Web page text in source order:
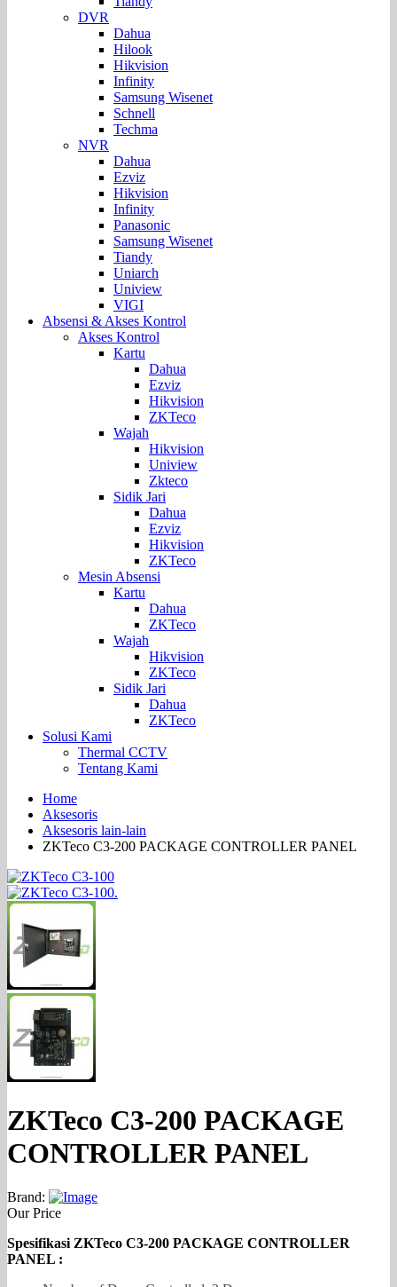
DVR
Dahua
Hilook
Hikvision
Infinity
Samsung Wisenet
Schnell
Techma
NVR
Dahua
Ezviz
Hikvision
Infinity
Panasonic
Samsung Wisenet
Tiandy
Uniarch
Uniview
VIGI
Absensi & Akses Kontrol
Akses Kontrol
Kartu
Dahua
Ezviz
Hikvision
ZKTeco
Wajah
Hikvision
Uniview
Zkteco
Sidik Jari
Dahua
Ezviz
Hikvision
ZKTeco
Mesin Absensi
Kartu
Dahua
ZKTeco
Wajah
Hikvision
ZKTeco
Sidik Jari
Dahua
ZKTeco
Solusi Kami
Thermal CCTV
Tentang Kami
Home
Aksesoris
Aksesoris lain-lain
ZKTeco C3-200 PACKAGE CONTROLLER PANEL
ZKTeco C3-200 PACKAGE
CONTROLLER PANEL
Brand:
Our Price
Spesifikasi ZKTeco C3-200 PACKAGE CONTROLLER
PANEL :